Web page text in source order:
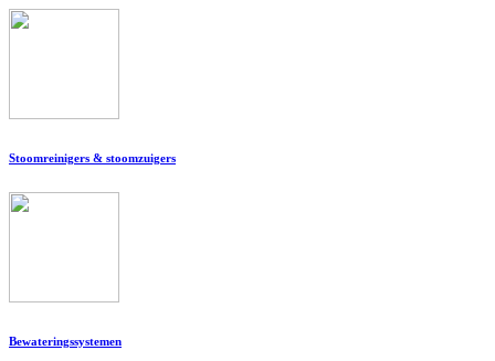
Stoomreinigers & stoomzuigers
Bewateringssystemen